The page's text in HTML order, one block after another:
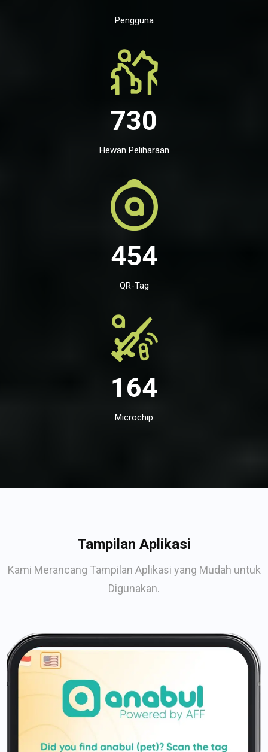
Pengguna
730
Hewan Peliharaan
454
QR-Tag
164
Microchip
Tampilan Aplikasi
Kami Merancang Tampilan Aplikasi yang Mudah untuk
Digunakan.